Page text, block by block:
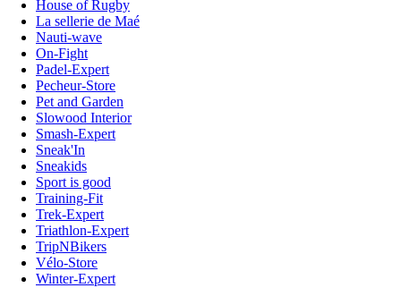
House of Rugby
La sellerie de Maé
Nauti-wave
On-Fight
Padel-Expert
Pecheur-Store
Pet and Garden
Slowood Interior
Smash-Expert
Sneak'In
Sneakids
Sport is good
Training-Fit
Trek-Expert
Triathlon-Expert
TripNBikers
Vélo-Store
Winter-Expert